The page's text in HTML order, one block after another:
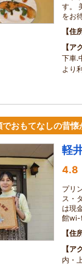
す。
をお
住
ア
下車.
より
おもてなしの昔
軽
4.8
プリ
ス・
は現
館
住
ア
内・